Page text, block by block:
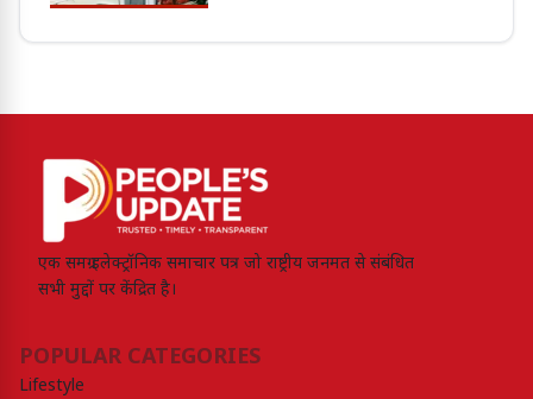
एक समग्र इलेक्ट्रॉनिक समाचार पत्र जो राष्ट्रीय जनमत से संबंधित
सभी मुद्दों पर केंद्रित है।
POPULAR CATEGORIES
Lifestyle